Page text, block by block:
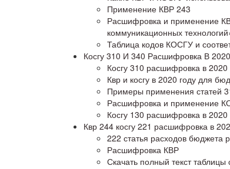
Применение КВР 243
Расшифровка и применение
коммуникационных
Таблица кодов КОСГУ и
Косгу 310 И 340 Расшифровка В
Косгу 310 расшифровка в
Квр и косгу в 2020 году для
Примеры применения статей
Расшифровка и применение
Косгу 130 расшифровка в
Квр 244 косгу 221 расшифровка в
222 статья расходов бюджета
Расшифровка КВР
Скачать полный текст